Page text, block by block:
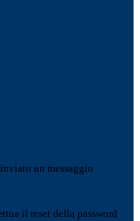
un messaggio
il reset della password